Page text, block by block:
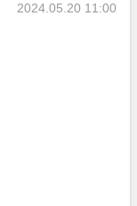
2024.05.20 11:00